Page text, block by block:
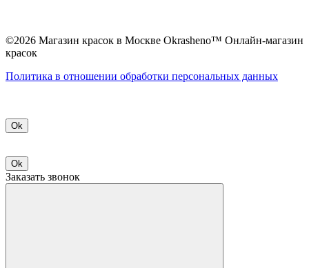
©2026 Магазин красок в Москве Okrasheno™ Онлайн-магазин
красок
Политикa в отношении обработки персональных данных
Ok
Ok
Заказать звонок